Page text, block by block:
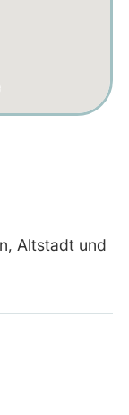
Altstadt und